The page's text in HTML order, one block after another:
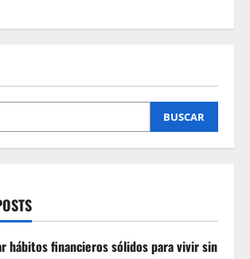
BUSCAR
hábitos financieros sólidos para vivir sin